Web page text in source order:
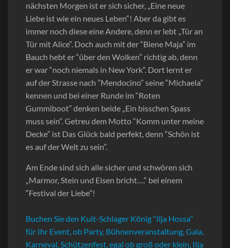
nächsten Morgen ist er sich sicher, „Eine neue
Liebe ist wie ein neues Leben“! Aber da gibt es
immer noch diese eine Andere, denn er lebt „Tür an
Tür mit Alice“. Doch auch mit der “Biene Maja” im
Bauch hebt er “über den Wolken” richtig ab, denn
er war “noch niemals in New York“. Dort lernt er
auf der Strasse nach ”Mendocino” seine “Michaela”
kennen und bei einer Runde im “Roten
Gummiboot” denken beide „Ein bisschen Spass
muss sein“. Getreu dem Motto “Komm unter meine
Decke” ist Das Glück bald perfekt, denn “Schön ist
es auf der Welt zu sein”.
Am Ende sind sich alle sicher und schwören sich
„Marmor, Stein und Eisen bricht….“ bei einem
“Festival der Liebe”!
Buchen Sie den Kult-Schlager König “Ilja Hossa”
für Ihr Event, ob Party, Bühnenveranstaltung, Gala,
Karneval, Schützenfest, egal ob groß oder klein, Ilja